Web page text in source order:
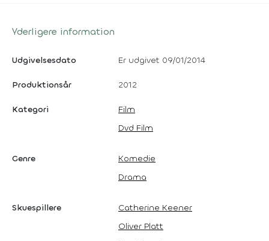
Yderligere information
Udgivelsesdato Er udgivet 09/01/2014
Produktionsår 2012
Kategori
Film
Dvd Film
Genre
Komedie
Drama
Skuespillere
Catherine Keener
Oliver Platt